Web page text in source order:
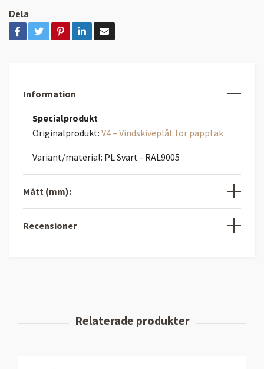
Dela
Information
Specialprodukt
Originalprodukt: V4 – Vindskiveplåt för papptak
Variant/material: PL Svart - RAL9005
Mått (mm):
Recensioner